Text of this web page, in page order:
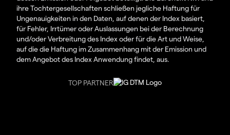
ihre Tochtergesellschaften schließen jegliche Haftung für
Ungenauigkeiten in den Daten, auf denen der Index basiert,
für Fehler, Irrtümer oder Auslassungen bei der Berechnung
und/oder Verbreitung des Index oder für die Art und Weise,
auf die die Haftung im Zusammenhang mit der Emission und
dem Angebot des Index Anwendung findet, aus.
TOP PARTNER